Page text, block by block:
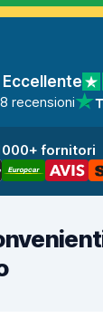
recensioni
fornitori